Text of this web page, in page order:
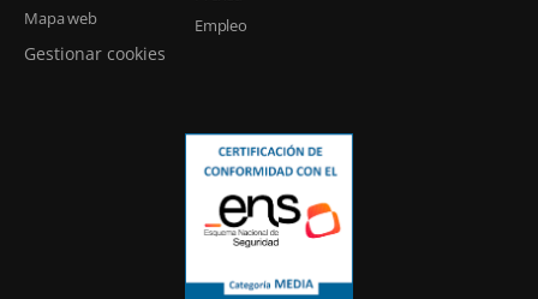
Mapa web
Gestionar cookies
Empleo